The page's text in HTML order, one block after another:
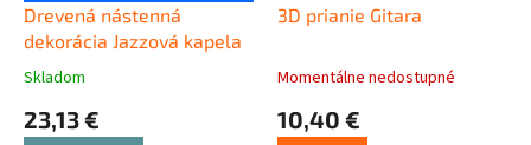
Drevená nástenná
dekorácia Jazzová kapela
Skladom
23,13 €
3D prianie Gitara
Momentálne nedostupné
10,40 €